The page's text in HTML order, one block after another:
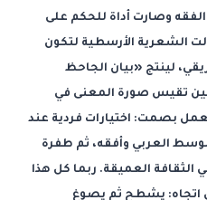
وصارت أداة للحكم على
الشعرية الأرسطية لتكون
لينتج «بيان الجاحظ
عين تقيس صورة المعنى في
بصمت: اختيارات فردية عند
العربي وأفقه، ثم طفرة
العميقة. ربما كل هذا
اتجاه: يشطح ثم يصوغ